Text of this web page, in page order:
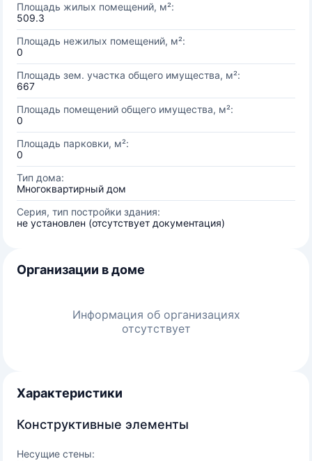
Площадь жилых помещений, м²:
509.3
Площадь нежилых помещений, м²:
0
Площадь зем. участка общего имущества, м²:
667
Площадь помещений общего имущества, м²:
0
Площадь парковки, м²:
0
Тип дома:
Многоквартирный дом
Серия, тип постройки здания:
не установлен (отсутствует документация)
Организации в доме
Информация об организациях
отсутствует
Характеристики
Конструктивные элементы
Несущие стены: